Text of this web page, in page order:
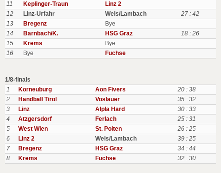
11
Keplinger-Traun
Linz 2
12
Linz-Urfahr Wels/Lambach
27 : 42
13
Bregenz
Bye
14
Barnbach/K. HSG Graz
18 : 26
15
Krems
Bye
16
Bye Fuchse
1/8-finals
1
Korneuburg Aon Fivers
20 : 38
2
Handball Tirol Voslauer
35 : 32
3
Linz Alpla Hard
30 : 33
4
Atzgersdorf Ferlach
25 : 31
5
West Wien St. Polten
26 : 25
6
Linz 2 Wels/Lambach
39 : 25
7
Bregenz HSG Graz
34 : 44
8
Krems Fuchse 32 : 30